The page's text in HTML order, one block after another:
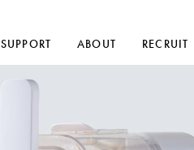
SUPPORT ABOUT RECRUIT